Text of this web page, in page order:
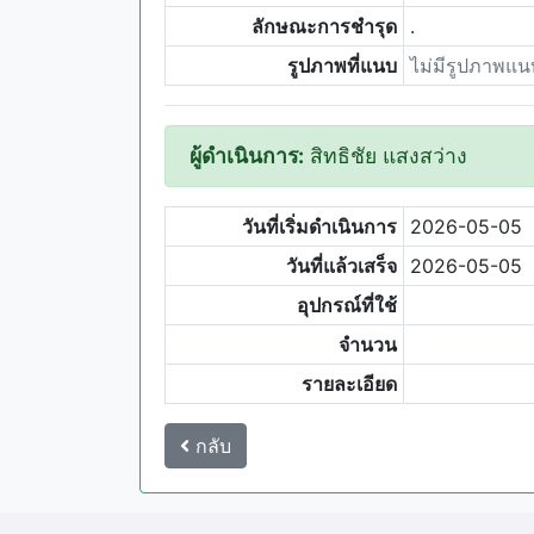
ลักษณะการชำรุด .
รูปภาพที่แนบ ไม่มีรูปภาพแน
ผู้ดำเนินการ: สิทธิชัย แสงสว่าง
วันที่เริ่มดำเนินการ 2026-05-05
วันที่แล้วเสร็จ 2026-05-05
อุปกรณ์ที่ใช้
จำนวน
รายละเอียด
กลับ